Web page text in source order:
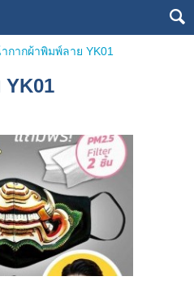
กากผ้าพิมพ์ลาย YK01